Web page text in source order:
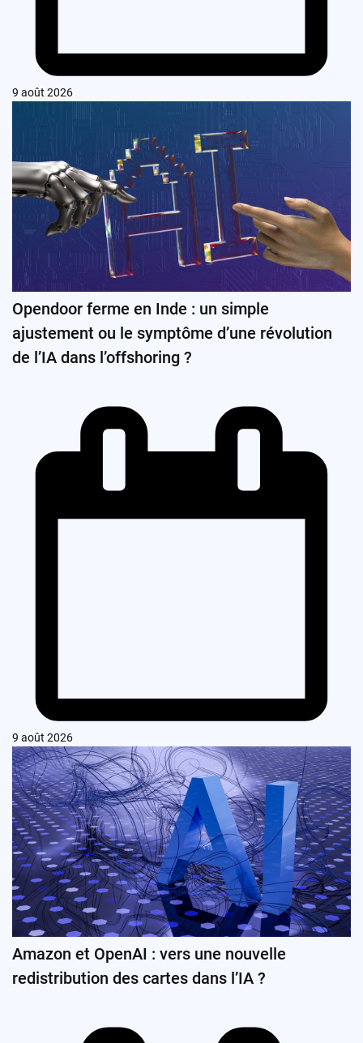
9 août 2026
Opendoor ferme en Inde : un simple
ajustement ou le symptôme d’une révolution
de l’IA dans l’offshoring ?
9 août 2026
Amazon et OpenAI : vers une nouvelle
redistribution des cartes dans l’IA ?